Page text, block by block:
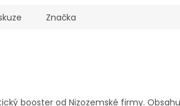
Značka
booster od Nizozemské firmy.